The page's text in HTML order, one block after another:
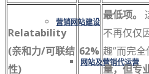
营销网站建设
网站及营销代运营
Relatability
(亲和力/可联结
性)
62%
最低项。
不再仅仅
趣”而完全
量，但专